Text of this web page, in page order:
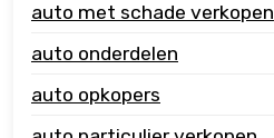
auto met schade verkopen
auto onderdelen
auto opkopers